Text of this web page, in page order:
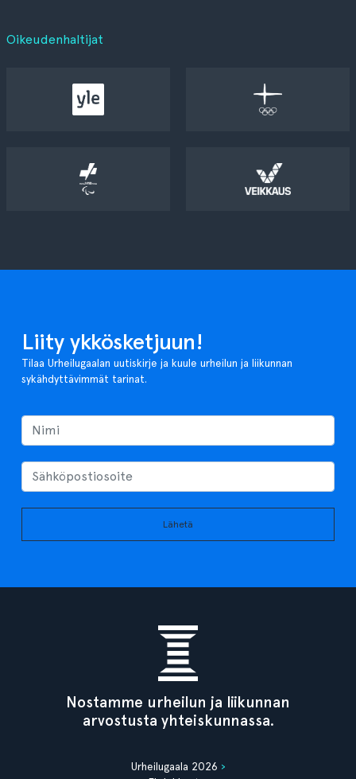
Oikeudenhaltijat
Liity ykkösketjuun!
Tilaa Urheilugaalan uutiskirje ja kuule urheilun ja liikunnan
sykähdyttävimmät tarinat.
Lähetä
Nostamme urheilun ja liikunnan
arvostusta yhteiskunnassa.
Urheilugaala 2026